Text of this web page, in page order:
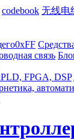
codebook 无线电
0xFF
связь
PLD, FPGA, DSP